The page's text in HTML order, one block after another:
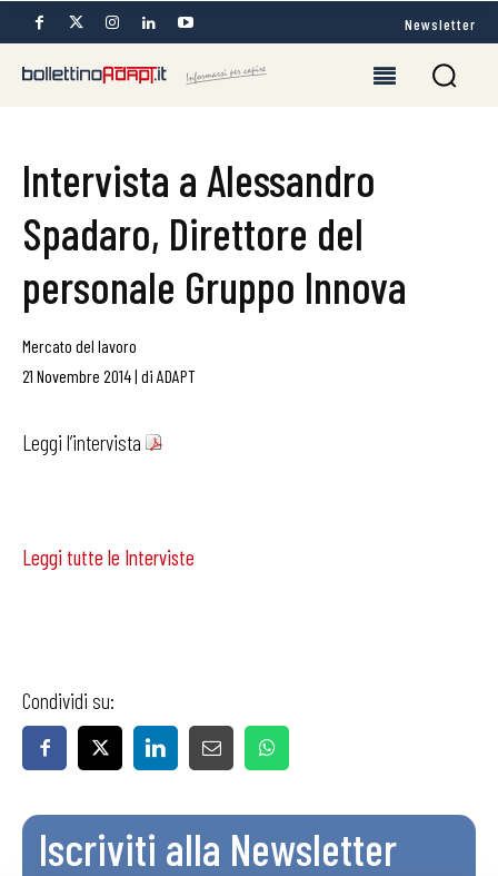
Newsletter
Intervista a Alessandro
Spadaro, Direttore del
personale Gruppo Innova
Mercato del lavoro
21 Novembre 2014| di ADAPT
Leggi l’intervista
Leggi tutte le Interviste
Condividi su:
Iscriviti alla Newsletter